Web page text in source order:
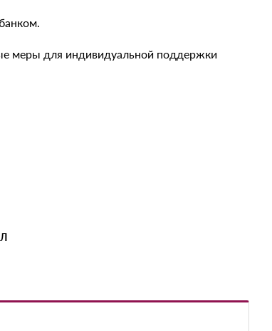
меры для индивидуальной поддержки